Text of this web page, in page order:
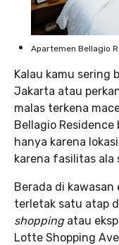
Apartemen Bellagio
Kalau kamu sering
Jakarta atau
malas terkena
Bellagio
hanya karena
karena fasilitas
Berada di
terletak satu atap
shopping atau
Lotte Shopping